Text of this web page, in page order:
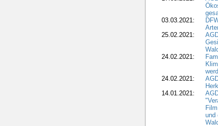
03.03.2021:
25.02.2021:
24.02.2021:
24.02.2021:
14.01.2021:
und